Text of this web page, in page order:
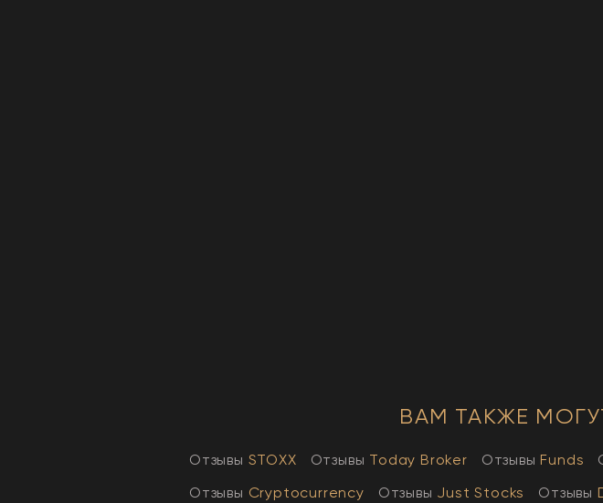
ВАМ ТАКЖЕ
Отзывы STOXX Отзывы Today Broker Отзывы Funds
Отзывы Cryptocurrency Отзывы Just Stocks Отзывы